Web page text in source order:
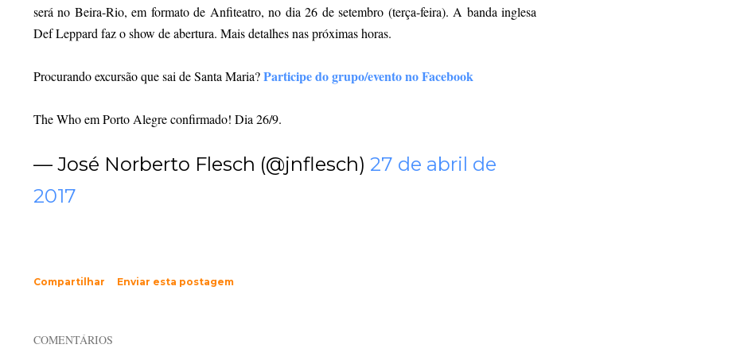
será no Beira-Rio, em formato de Anfiteatro, no dia 26 de setembro (terça-feira). A banda inglesa
Def Leppard faz o show de abertura. Mais detalhes nas próximas horas.
Procurando excursão que sai de Santa Maria?Participe do grupo/evento no Facebook
The Who em Porto Alegre confirmado! Dia 26/9.
— José Norberto Flesch (@jnflesch) 27 de abril de
2017
Compartilhar Enviar esta postagem
COMENTÁRIOS